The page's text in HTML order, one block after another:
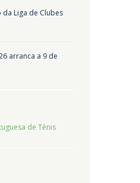
Liga de Clubes
arranca a 9 de